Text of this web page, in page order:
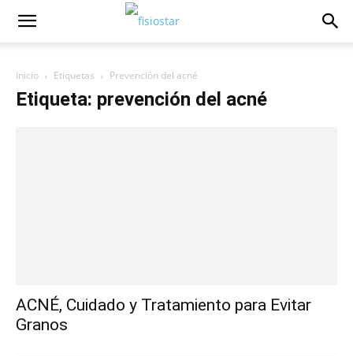
Inicio Etiquetas Prevención del acné
Etiqueta: prevención del acné
ACNÉ, Cuidado y Tratamiento para Evitar
Granos